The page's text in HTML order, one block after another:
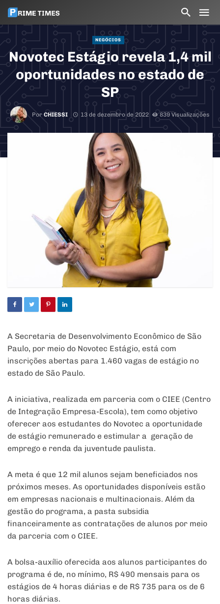
NEGÓCIOS
Novotec Estágio revela 1,4 mil
oportunidades no estado de
SP
Por CHIESSI 13 de dezembro de 2022 839 Visualizações
A Secretaria de Desenvolvimento Econômico de São
Paulo, por meio do Novotec Estágio, está com
inscrições abertas para 1.460 vagas de estágio no
estado de São Paulo.
A iniciativa, realizada em parceria com o CIEE (Centro
de Integração Empresa-Escola), tem como objetivo
oferecer aos estudantes do Novotec a oportunidade
de estágio remunerado e estimular a geração de
emprego e renda da juventude paulista.
A meta é que 12 mil alunos sejam beneficiados nos
próximos meses. As oportunidades disponíveis estão
em empresas nacionais e multinacionais. Além da
gestão do programa, a pasta subsidia
financeiramente as contratações de alunos por meio
da parceria com o CIEE.
A bolsa-auxílio oferecida aos alunos participantes do
programa é de, no mínimo, R$ 490 mensais para os
estágios de 4 horas diárias e de R$ 735 para os de 6
horas diárias.